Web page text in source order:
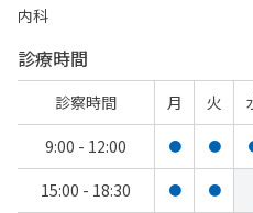
内科
診療時間
診察時間 月 火
9:00 - 12:00
● ●
15:00 - 18:30 ● ●